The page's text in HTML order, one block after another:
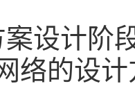
设计阶
络的设